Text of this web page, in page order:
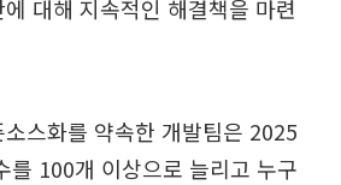
대해 지속적인 해결책을 마련
스화를 약속한 개발팀은 2025
를 100개 이상으로 늘리고 누구